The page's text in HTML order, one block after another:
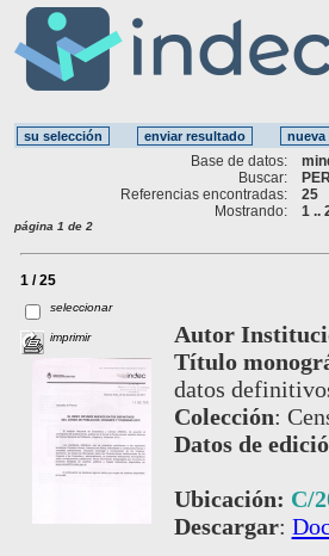
Base de datos:
Buscar:
Referencias encontradas:
25
Mostrando:
1 ..
página 1 de 2
1 / 25
seleccionar
imprimir Autor
Título
datos
Colección:
Datos de
Ubicación: C/
Descargar: